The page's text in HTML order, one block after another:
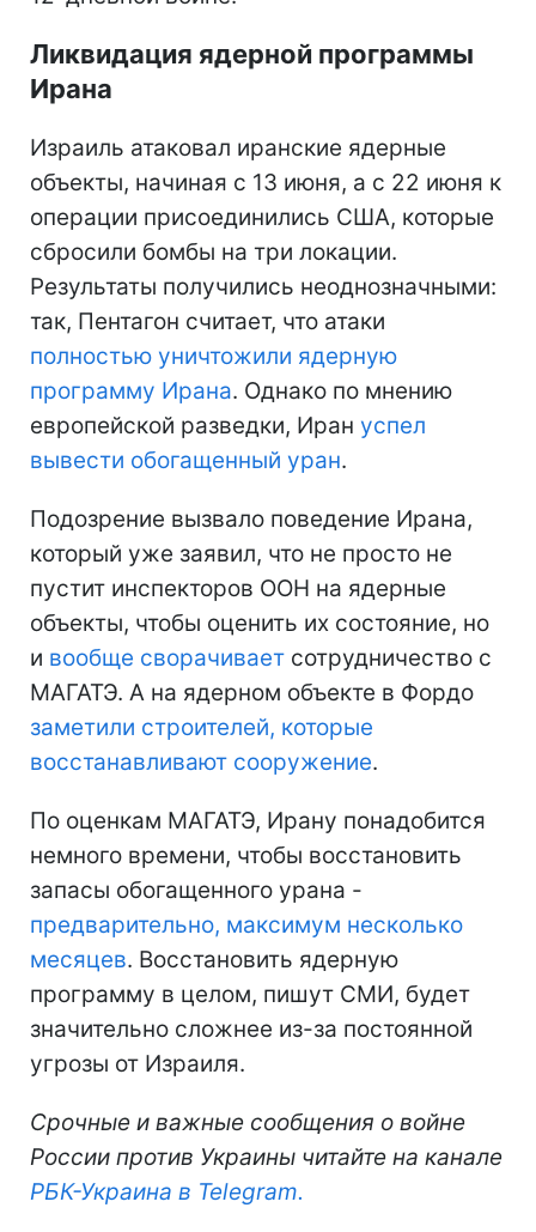
Ликвидация ядерной программы
Ирана
Израиль атаковал иранские ядерные
объекты, начиная с 13 июня, а с 22 июня к
операции присоединились США, которые
сбросили бомбы на три локации.
Результаты получились неоднозначными:
так, Пентагон считает, что атаки
полностью уничтожили ядерную
программу Ирана. Однако по мнению
европейской разведки, Иран успел
вывести обогащенный уран.
Подозрение вызвало поведение Ирана,
который уже заявил, что не просто не
пустит инспекторов ООН на ядерные
объекты, чтобы оценить их состояние, но
и вообще сворачивает сотрудничество с
МАГАТЭ. А на ядерном объекте в Фордо
заметили строителей, которые
восстанавливают сооружение.
По оценкам МАГАТЭ, Ирану понадобится
немного времени, чтобы восстановить
запасы обогащенного урана -
предварительно, максимум несколько
месяцев. Восстановить ядерную
программу в целом, пишут СМИ, будет
значительно сложнее из-за постоянной
угрозы от Израиля.
Срочные и важные сообщения о войне
России против Украины читайте на канале
РБК-Украина в Telegram.